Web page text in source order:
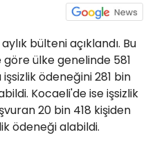
bülteni açıklandı. Bu
ülke genelinde 581
ödeneğini 281 bin
Kocaeli'de ise işsizlik
20 bin 418 kişiden
ödeneği alabildi.
Caddesi No:17/4 İzmit-